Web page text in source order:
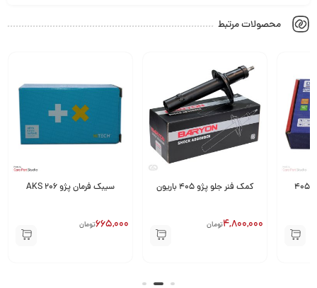
محصولات مرتبط
لنت ترمز چرخ جلو پژو ۴۰۵ کمک فنر جلو پژو 405 باریون
4,800,000تومان
سیبک فرمان پژو 206 AKS
665,000تومان